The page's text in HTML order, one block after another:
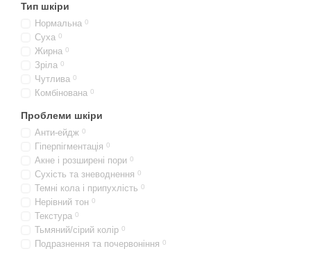
Тип шкіри
Нормальна 0
Суха 0
Жирна 0
Зріла 0
Чутлива 0
Комбінована 0
Проблеми шкіри
Анти-ейдж 0
Гіперпігментація 0
Акне і розширені пори 0
Сухість та зневоднення 0
Темні кола і припухлість 0
Нерівний тон 0
Текстура 0
Тьмяний/сірий колір 0
Подразнення та почервоніння 0